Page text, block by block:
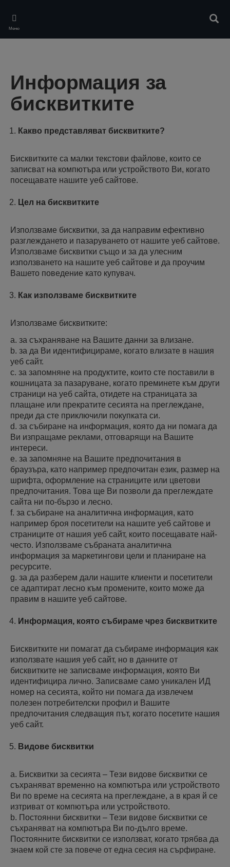
main
content
Меню
Информация за
бисквитките
Какво представляват бисквитките?
Бисквитките са малки текстови файлове, които се
записват на компютъра или устройството Ви, когато
посещавате нашите уеб сайтове.
Цел на бисквитките
Използваме бисквитки, за да направим ефективно
разглеждането и пазаруването от нашите уеб сайтове.
Използваме бисквитки също и за да улесним
използването на нашите уеб сайтове и да проучим
Вашето поведение като купувач.
Как използваме бисквитките
Използваме бисквитките:
a. за съхраняване на Вашите данни за влизане.
b. за да Ви идентифицираме, когато влизате в нашия
уеб сайт.
c. за запомняне на продуктите, които сте поставили в
кошницата за пазаруване, когато преминете към други
страници на уеб сайта, отидете на страницата за
плащане или прекратите сесията на преглеждане,
преди да сте приключили покупката си.
d. за събиране на информация, която да ни помага да
Ви изпращаме реклами, отговарящи на Вашите
интереси.
e. за запомняне на Вашите предпочитания в
браузъра, като например предпочитан език, размер на
шрифта, оформление на страниците или цветови
предпочитания. Това ще Ви позволи да преглеждате
сайта ни по-бързо и лесно.
f. за събиране на аналитична информация, като
например броя посетители на нашите уеб сайтове и
страниците от нашия уеб сайт, които посещавате най-
често. Използваме събраната аналитична
информация за маркетингови цели и планиране на
ресурсите.
g. за да разберем дали нашите клиенти и посетители
се адаптират лесно към промените, които може да
правим в нашите уеб сайтове.
Информация, която събираме чрез бисквитките
Бисквитките ни помагат да събираме информация как
използвате нашия уеб сайт, но в данните от
бисквитките не записваме информация, която Ви
идентифицира лично. Записваме само уникален ИД
номер на сесията, който ни помага да извлечем
полезен потребителски профил и Вашите
предпочитания следващия път, когато посетите нашия
уеб сайт.
Видове бисквитки
a. Бисквитки за сесията – Тези видове бисквитки се
съхраняват временно на компютъра или устройството
Ви по време на сесията на преглеждане, а в края й се
изтриват от компютъра или устройството.
b. Постоянни бисквитки – Тези видове бисквитки се
съхраняват на компютъра Ви по-дълго време.
Постоянните бисквитки се използват, когато трябва да
знаем кой сте за повече от една сесия на сърфиране.